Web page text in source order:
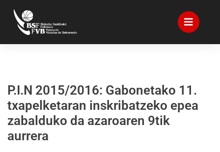
P.I.N 2015/2016: Gabonetako 11.
txapelketaran inskribatzeko epea
zabalduko da azaroaren 9tik
aurrera